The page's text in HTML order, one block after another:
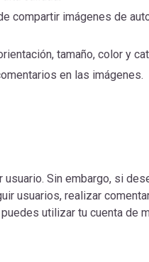
compartir imágenes de
tamaño, color y
en las imágenes.
Sin embargo, si
usuarios, realizar
utilizar tu cuenta de